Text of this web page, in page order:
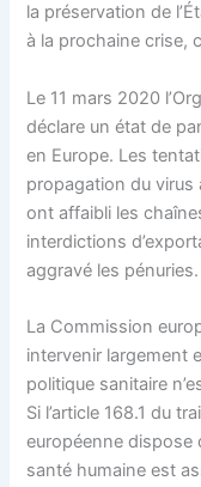
la préservation de
à la prochaine crise,
Le 11 mars 2020
déclare un état de
en Europe. Les
propagation du virus
ont affaibli les
interdictions
aggravé les pénuries.
La Commission
intervenir largement
politique sanitaire
Si l’article 168.1 du
européenne dispose
santé humaine est